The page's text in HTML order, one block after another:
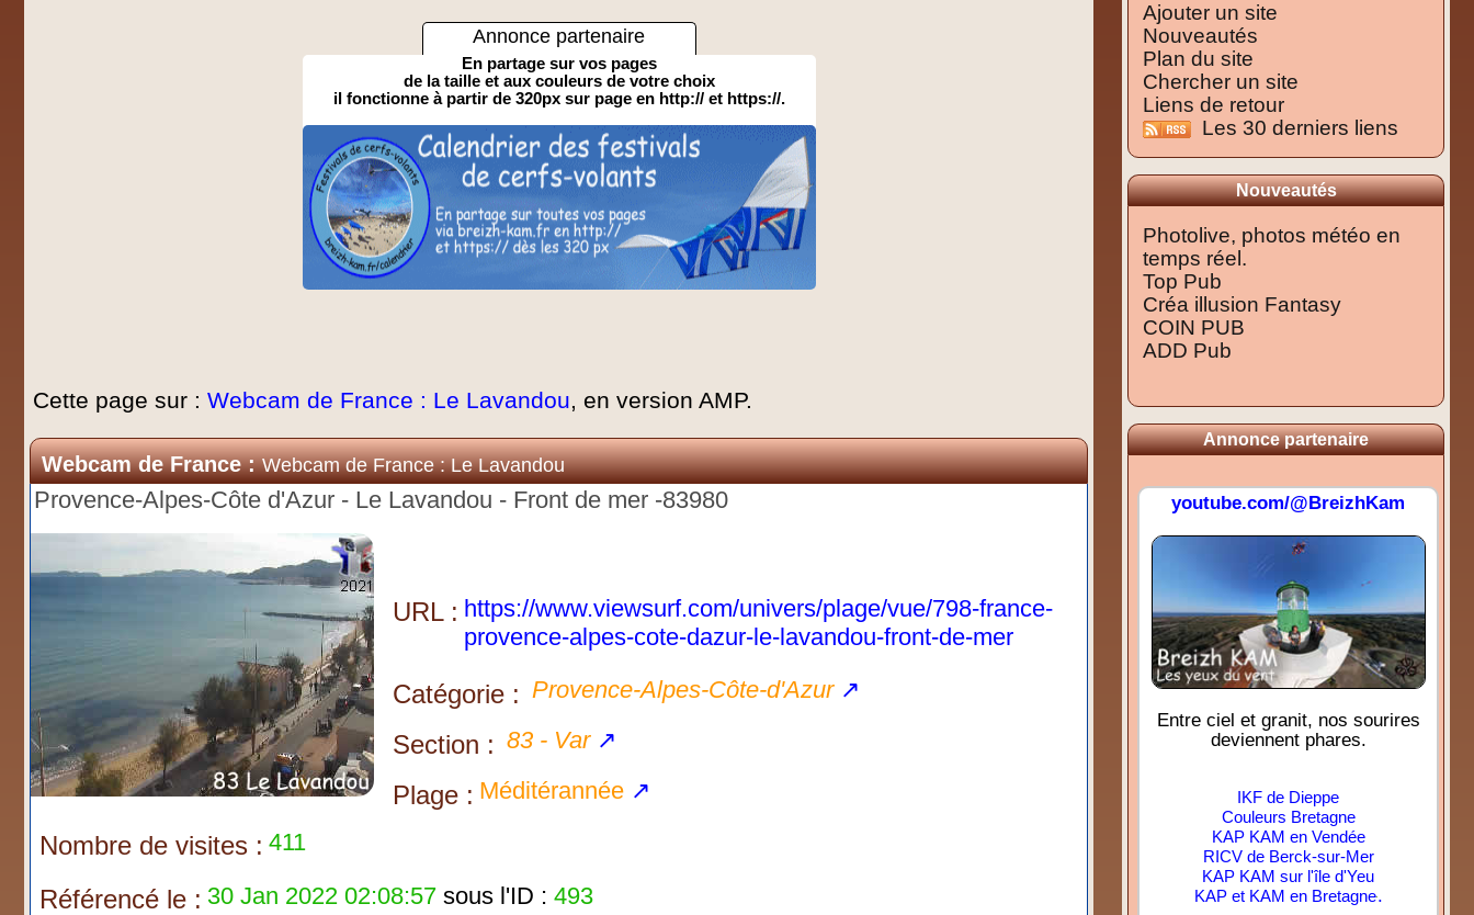
Annonce partenaire
En partage sur vos pages
de la taille et aux couleurs de votre choix
il fonctionne à partir de 320px sur page en http:// et https://.
Cette page sur : Webcam de France : Le Lavandou, en version AMP.
Webcam de France :Webcam de France : Le Lavandou
Provence-Alpes-Côte d'Azur - Le Lavandou - Front de mer -83980
URL : https://www.viewsurf.com/univers/plage/vue/798-france-
provence-alpes-cote-dazur-le-lavandou-front-de-mer
Catégorie : Provence-Alpes-Côte-d'Azur↗
Section : 83 - Var↗
Plage : Méditérannée ↗
Nombre de visites : 411
Référencé le : 30 Jan 2022 02:08:57 sous l'ID : 493
Ajouter un site
Nouveautés
Plan du site
Chercher un site
Liens de retour
Les 30 derniers liens
Nouveautés
Photolive, photos météo en
temps réel.
Top Pub
Créa illusion Fantasy
COIN PUB
ADD Pub
Annonce partenaire
youtube.com/@BreizhKam
Entre ciel et granit, nos sourires
deviennent phares.
IKF de Dieppe
Couleurs Bretagne
KAP KAM en Vendée
RICV de Berck-sur-Mer
KAP KAM sur l'île d'Yeu
KAP et KAM en Bretagne.